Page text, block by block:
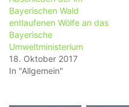
Bayerischen Wald
entlaufenen Wölfe an das
Bayerische
Umweltministerium
18. Oktober 2017
In "Allgemein"